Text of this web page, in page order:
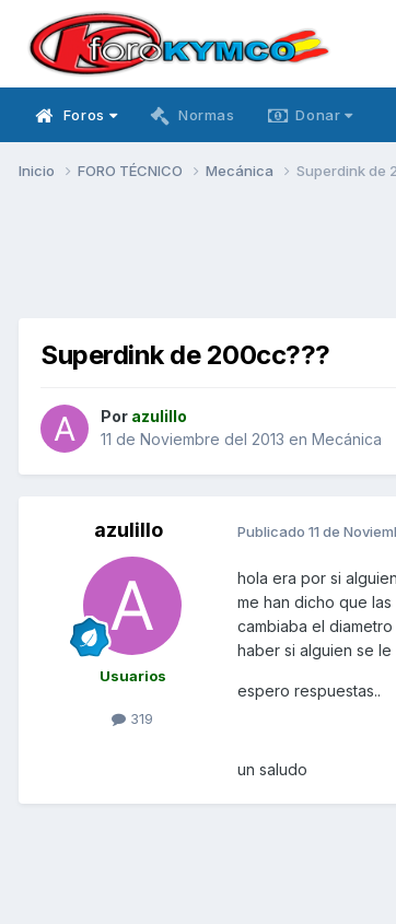
Foros Normas Donar
Inicio FORO TÉCNICO Mecánica Superdink de
Superdink de 200cc???
Por azulillo
11 de Noviembre del 2013 en Mecánica
azulillo
Usuarios
319
Publicado 11 de
hola era por si
me han dicho que
cambiaba el
haber si alguien se le
espero respuestas..
un saludo